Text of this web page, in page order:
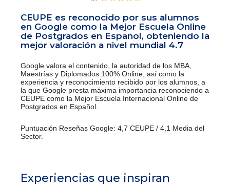
CEUPE es reconocido por sus alumnos
en Google como la Mejor Escuela Online
de Postgrados en Español, obteniendo la
mejor valoración a nivel mundial 4.7
Google valora el contenido, la autoridad de los MBA,
Maestrías y Diplomados 100% Online, así como la
experiencia y reconocimiento recibido por los alumnos, a
la que Google presta máxima importancia reconociendo a
CEUPE como la Mejor Escuela Internacional Online de
Postgrados en Español.
Puntuación Reseñas Google: 4,7 CEUPE / 4,1 Media del
Sector.
Experiencias que inspiran